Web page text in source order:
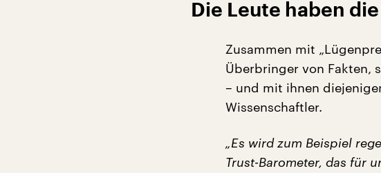
Die Leute haben
Zusammen mit
Überbringer von Fakten,
– und mit ihnen
Wissenschaftler.
„Es wird zum Beispiel
Trust-Barometer, das für